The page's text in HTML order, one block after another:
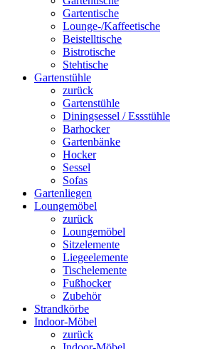
Gartentische
Lounge-/Kaffeetische
Beistelltische
Bistrotische
Stehtische
Gartenstühle
zurück
Gartenstühle
Diningsessel / Essstühle
Barhocker
Gartenbänke
Hocker
Sessel
Sofas
Gartenliegen
Loungemöbel
zurück
Loungemöbel
Sitzelemente
Liegeelemente
Tischelemente
Fußhocker
Zubehör
Strandkörbe
Indoor-Möbel
zurück